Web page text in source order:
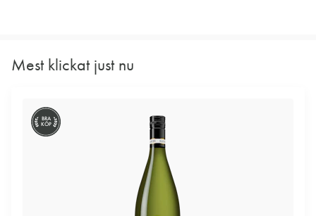
Mest klickat just nu
BRA
KÖP